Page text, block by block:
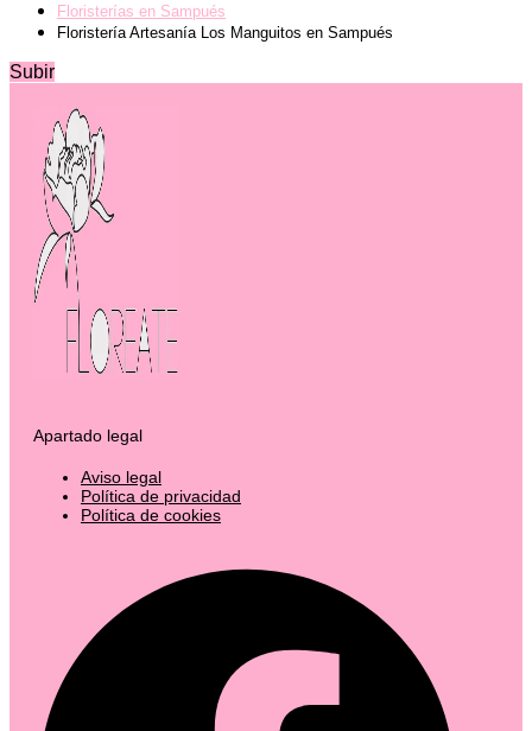
Floristerías en Sampués
Floristería Artesanía Los Manguitos en Sampués
Subir
Apartado legal
Aviso legal
Política de privacidad
Política de cookies